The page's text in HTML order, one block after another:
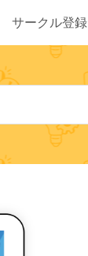
サークル登録